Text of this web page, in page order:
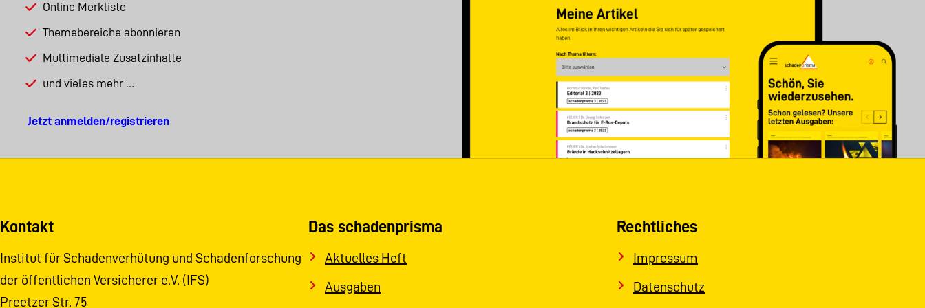
Online Merkliste
Themebereiche abonnieren
Multimediale Zusatzinhalte
und vieles mehr …
Jetzt anmelden/registrieren
Kontakt
Institut für Schadenverhütung und Schadenforschung
der öffentlichen Versicherer e.V. (IFS)
Preetzer Str. 75
Das schadenprisma
Aktuelles Heft
Ausgaben
Rechtliches
Impressum
Datenschutz